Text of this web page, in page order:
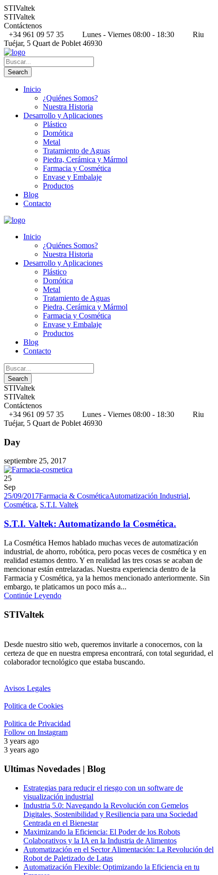
STIValtek
STIValtek
Contáctenos
+34 961 09 57 35
Lunes - Viernes 08:00 - 18:30
Riu
Tuéjar, 5 Quart de Poblet 46930
Inicio
¿Quiénes Somos?
Nuestra Historia
Desarrollo y Aplicaciones
Plástico
Domótica
Metal
Tratamiento de Aguas
Piedra, Cerámica y Mármol
Farmacia y Cosmética
Envase y Embalaje
Productos
Blog
Contacto
Inicio
¿Quiénes Somos?
Nuestra Historia
Desarrollo y Aplicaciones
Plástico
Domótica
Metal
Tratamiento de Aguas
Piedra, Cerámica y Mármol
Farmacia y Cosmética
Envase y Embalaje
Productos
Blog
Contacto
STIValtek
STIValtek
Contáctenos
+34 961 09 57 35
Lunes - Viernes 08:00 - 18:30
Riu
Tuéjar, 5 Quart de Poblet 46930
Day
septiembre 25, 2017
25
Sep
25/09/2017Farmacia & CosméticaAutomatización Industrial,
Cosmética, S.T.I. Valtek
S.T.I. Valtek: Automatizando la Cosmética.
La Cosmética Hemos hablado muchas veces de automatización
industrial, de ahorro, robótica, pero pocas veces de cosmética y en
realidad estamos dentro. Y en realidad las tres cosas se acaban de
mencionar están entrelazadas. Nuestra experiencia dentro de la
Farmacia y Cosmética, ya la hemos mencionado anteriormente. Sin
embargo, te platicamos un poco más a...
Continúe Leyendo
STIValtek
Desde nuestro sitio web, queremos invitarle a conocernos, con la
certeza de que en nuestra empresa encontrará, con total seguridad, el
colaborador tecnológico que estaba buscando.
Avisos Legales
Politica de Cookies
Politica de Privacidad
Follow on Instagram
3 years ago
3 years ago
Ultimas Novedades | Blog
Estrategias para reducir el riesgo con un software de
visualización industrial
Industria 5.0: Navegando la Revolución con Gemelos
Digitales, Sostenibilidad y Resiliencia para una Sociedad
Centrada en el Bienestar
Maximizando la Eficiencia: El Poder de los Robots
Colaborativos y la IA en la Industria de Alimentos
Automatización en el Sector Alimentación: La Revolución del
Robot de Paletizado de Latas
Automatización Flexible: Optimizando la Eficiencia en tu